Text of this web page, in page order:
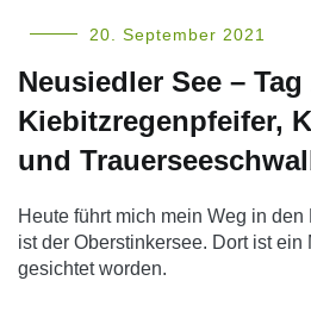
20. September 2021
Neusiedler See – Tag
Kiebitzregenpfeifer,
und
Heute führt mich mein Weg in den
ist der Oberstinkersee. Dort ist
gesichtet worden.